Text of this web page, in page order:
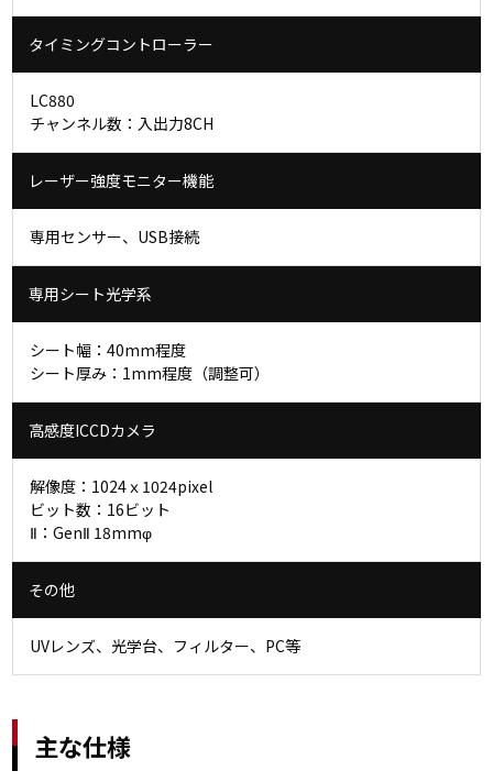
タイミングコントローラー
LC880
チャンネル数：入出力8CH
レーザー強度モニター機能
専用センサー、USB接続
専用シート光学系
シート幅：40mm程度
シート厚み：1mm程度（調整可）
高感度ICCDカメラ
解像度：1024ｘ1024pixel
ビット数：16ビット
Ⅱ：GenⅡ 18mmφ
その他
UVレンズ、光学台、フィルター、PC等
主な仕様